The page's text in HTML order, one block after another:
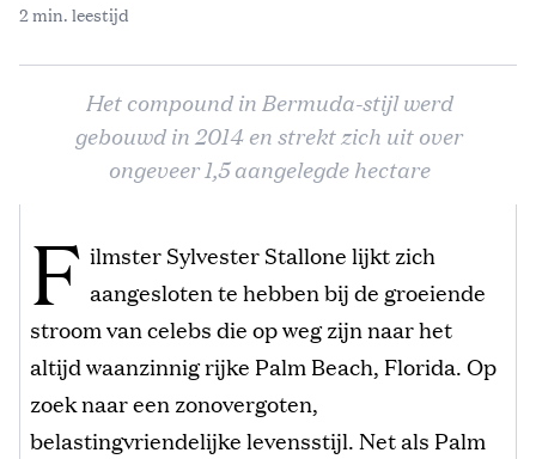
2 min. leestijd
Het compound in Bermuda-stijl werd
gebouwd in 2014 en strekt zich uit over
ongeveer 1,5 aangelegde hectare
F ilmster Sylvester Stallone lijkt zich
aangesloten te hebben bij de groeiende
stroom van celebs die op weg zijn naar het
altijd waanzinnig rijke Palm Beach, Florida. Op
zoek naar een zonovergoten,
belastingvriendelijke levensstijl. Net als Palm